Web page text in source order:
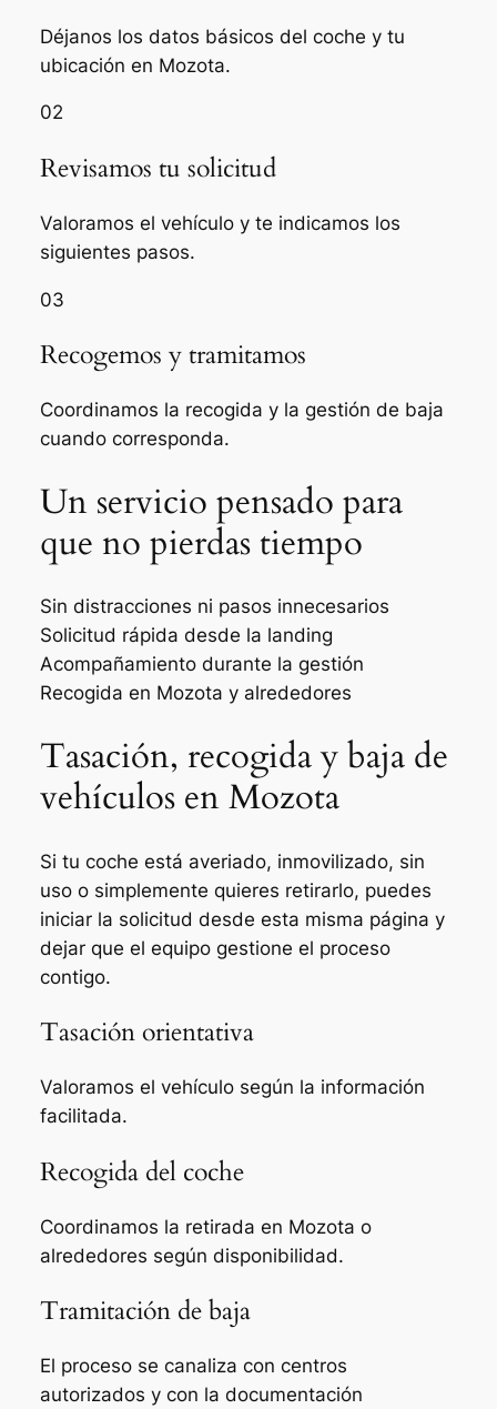
Déjanos los datos básicos del coche y tu
ubicación en Mozota.
02
Revisamos tu solicitud
Valoramos el vehículo y te indicamos los
siguientes pasos.
03
Recogemos y tramitamos
Coordinamos la recogida y la gestión de baja
cuando corresponda.
Un servicio pensado para
que no pierdas tiempo
Sin distracciones ni pasos innecesarios
Solicitud rápida desde la landing
Acompañamiento durante la gestión
Recogida en Mozota y alrededores
Tasación, recogida y baja de
vehículos en Mozota
Si tu coche está averiado, inmovilizado, sin
uso o simplemente quieres retirarlo, puedes
iniciar la solicitud desde esta misma página y
dejar que el equipo gestione el proceso
contigo.
Tasación orientativa
Valoramos el vehículo según la información
facilitada.
Recogida del coche
Coordinamos la retirada en Mozota o
alrededores según disponibilidad.
Tramitación de baja
El proceso se canaliza con centros
autorizados y con la documentación